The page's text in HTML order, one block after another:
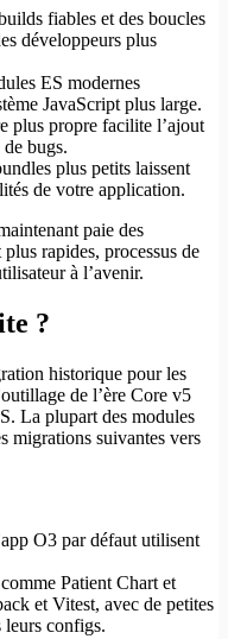
fiables et des boucles
développeurs plus
ES modernes
JavaScript plus large.
plus propre facilite l’ajout
bugs.
plus petits laissent
de votre application.
paie des
rapides, processus de
à l’avenir.
?
historique pour les
de l’ère Core v5
La plupart des modules
migrations suivantes vers
O3 par défaut utilisent
comme Patient Chart et
et Vitest, avec de petites
leurs configs.